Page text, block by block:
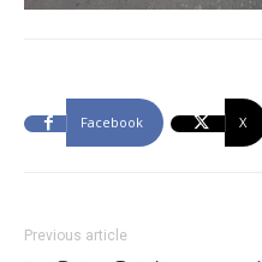
Facebook X
Previous article